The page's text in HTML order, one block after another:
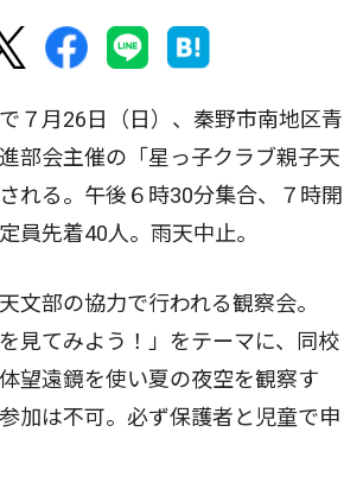
７月26日（日）、秦野市南地区青
部会主催の「星っ子クラブ親子天
れる。午後６時30分集合、７時開
員先着40人。雨天中止。
文部の協力で行われる観察会。
見てみよう！」をテーマに、同校
望遠鏡を使い夏の夜空を観察す
加は不可。必ず保護者と児童で申